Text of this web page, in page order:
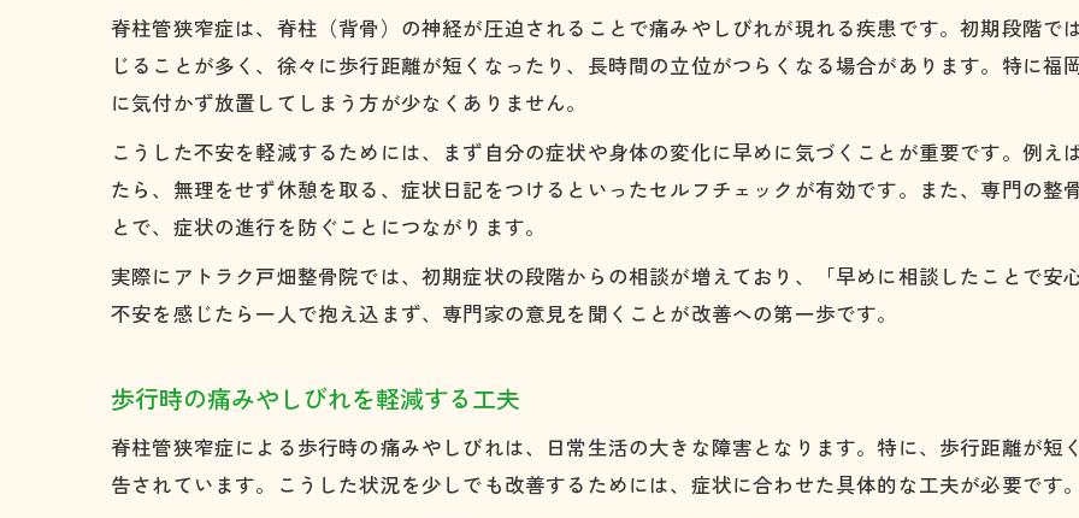
生活習慣から脊柱管狭窄症を見直す方法
専門家による脊柱管狭窄症の診断と検査法
不安を和らげる脊柱管狭窄症相談の活用方法
整骨院施術と神経ブロック治療の違い
脊柱管狭窄症は、脊柱（背骨）の神経が圧迫されることで痛みやしびれが現れる疾患です。初期段階で
じることが多く、徐々に歩行距離が短くなったり、長時間の立位がつらくなる場合があります。特に
に気付かず放置してしまう方が少なくありません。
こうした不安を軽減するためには、まず自分の症状や身体の変化に早めに気づくことが重要です。例え
たら、無理をせず休憩を取る、症状日記をつけるといったセルフチェックが有効です。また、専門の整
とで、症状の進行を防ぐことにつながります。
実際にアトラク戸畑整骨院では、初期症状の段階からの相談が増えており、「早めに相談したことで安
不安を感じたら一人で抱え込まず、専門家の意見を聞くことが改善への第一歩です。
歩行時の痛みやしびれを軽減する工夫
脊柱管狭窄症による歩行時の痛みやしびれは、日常生活の大きな障害となります。特に、歩行距離が短
告されています。こうした状況を少しでも改善するためには、症状に合わせた具体的な工夫が必要です。